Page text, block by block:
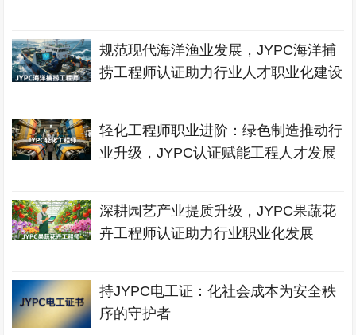
规范现代海洋渔业发展，JYPC海洋捕
捞工程师认证助力行业人才职业化建设
轻化工程师职业进阶：绿色制造推动行
业升级，JYPC认证赋能工程人才发展
深耕园艺产业提质升级，JYPC果蔬花
卉工程师认证助力行业职业化发展
持JYPC电工证：化社会成本为安全秩
序的守护者